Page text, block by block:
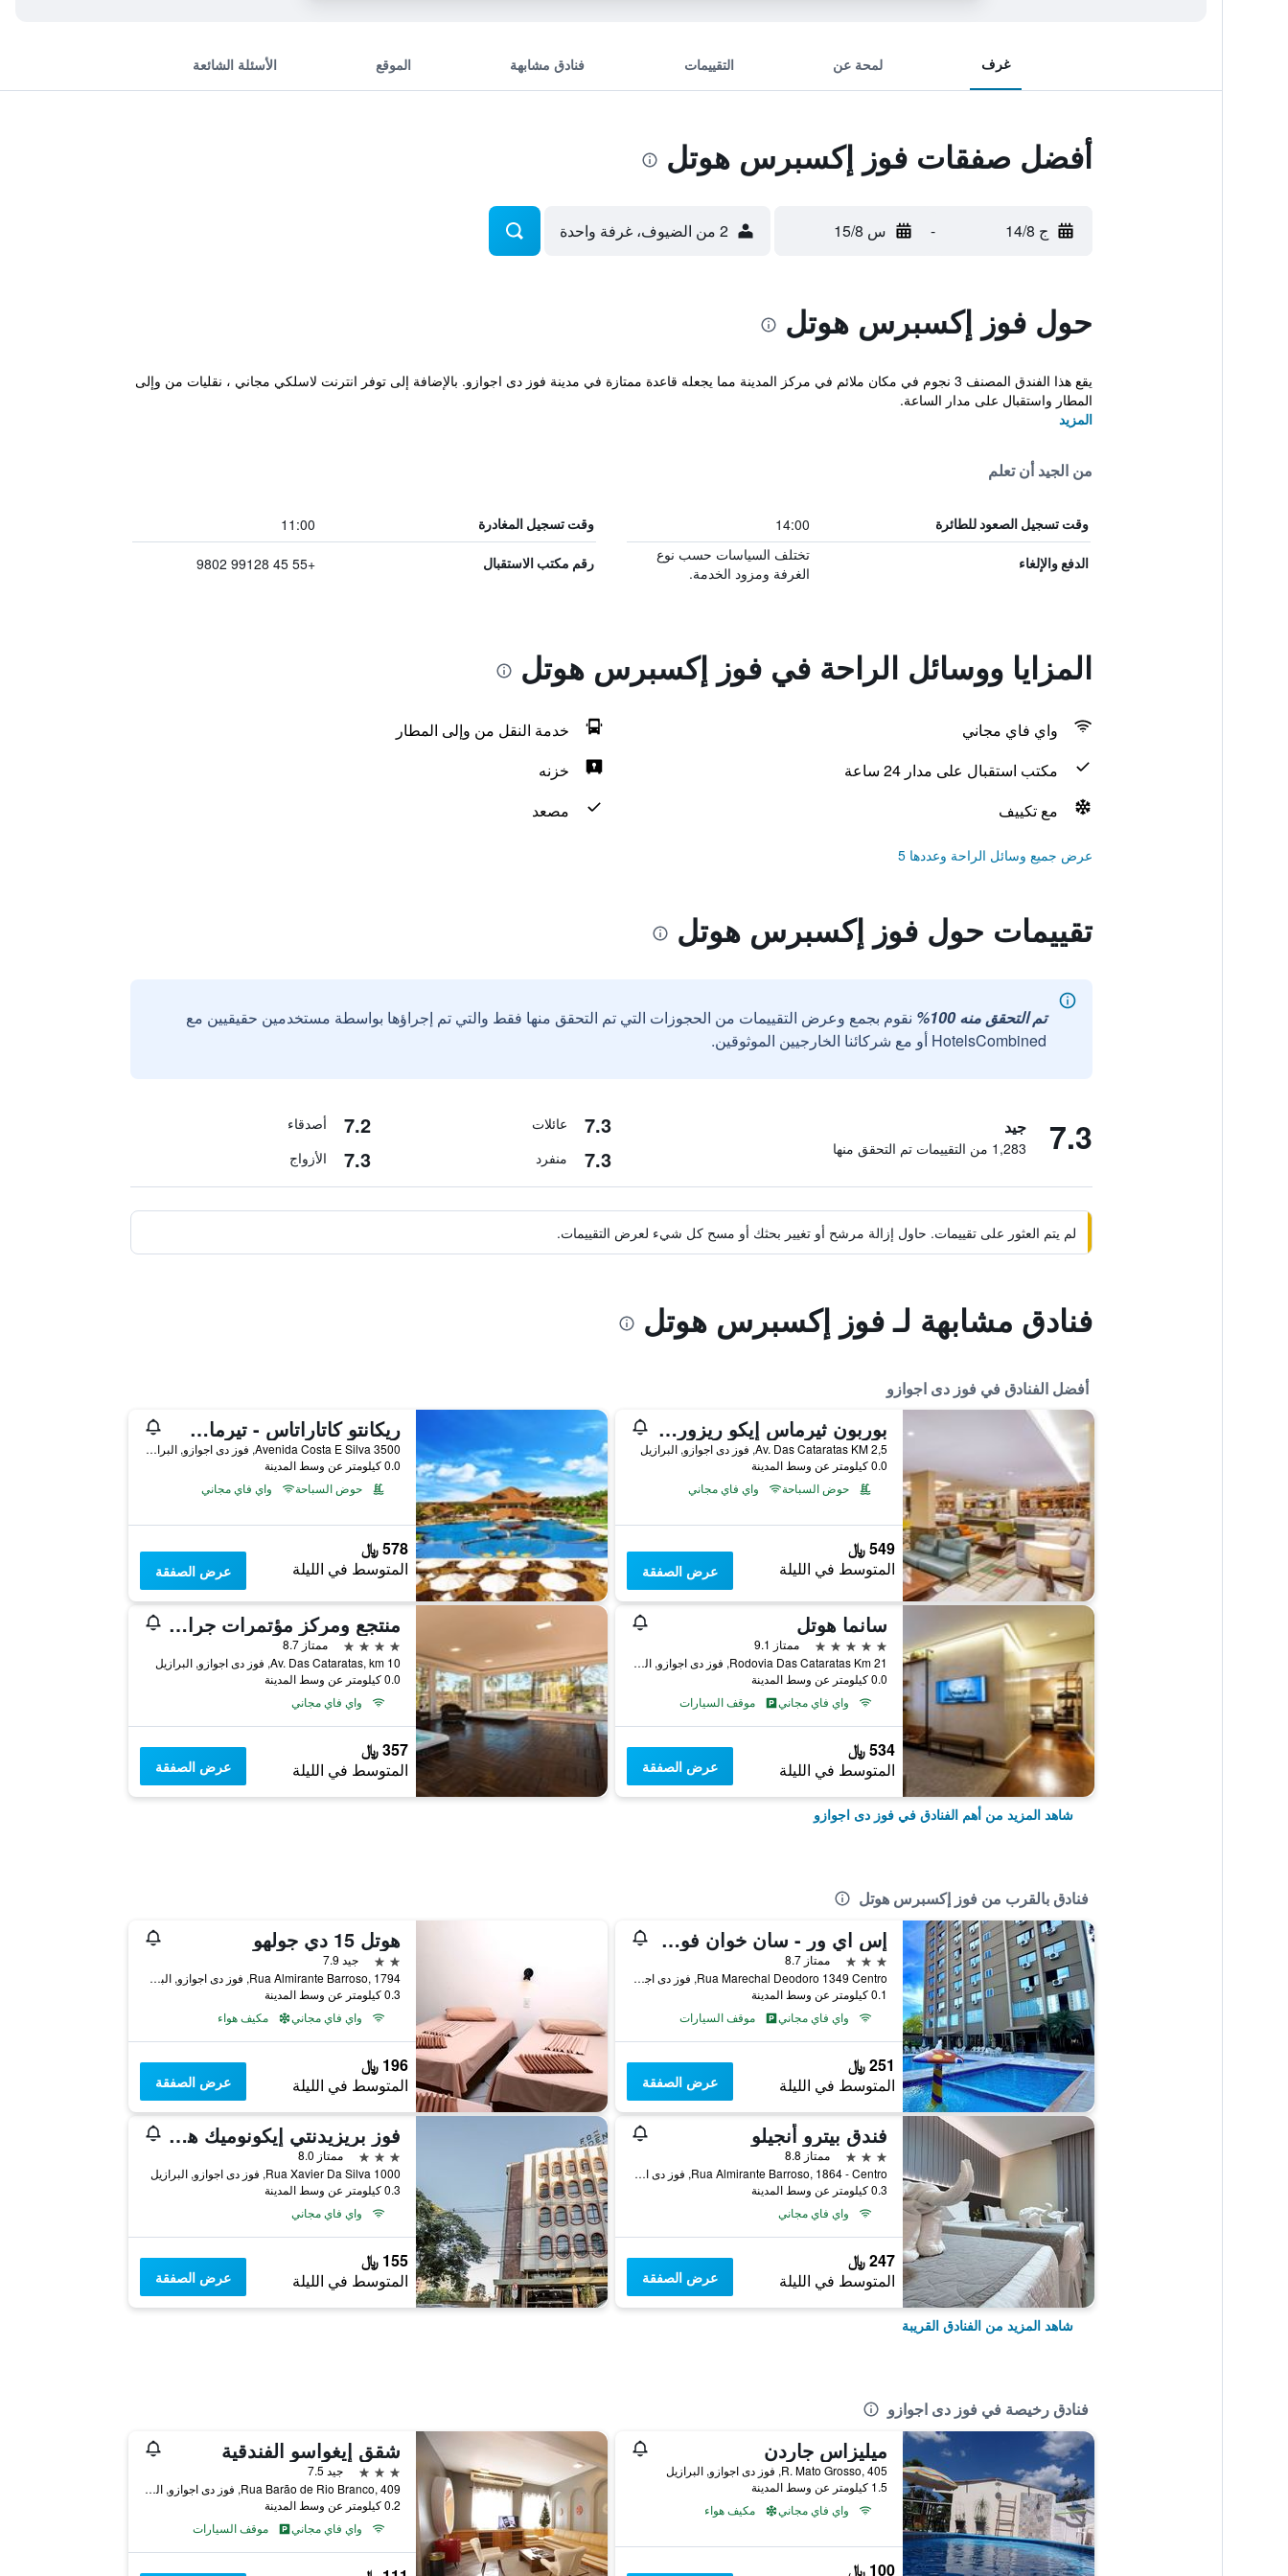
غرف لمحة عن التقييمات فنادق مشابهة الموقع الأسئلة الشائعة
أفضل صفقات فوز إكسبرس هوتل
ج 14/8 - س 15/8 2 من الضيوف، غرفة واحدة
حول فوز إكسبرس هوتل
يقع هذا الفندق المصنف 3 نجوم في مكان ملائم في مركز المدينة مما يجعله قاعدة ممتازة في مدينة فوز دى اجوازو. بالإضافة إلى توفر انترنت لاسلكي مجاني ، نقليات من وإلى
المطار واستقبال على مدار الساعة.
المزيد
من الجيد أن تعلم
وقت تسجيل الصعود للطائرة 14:00 وقت تسجيل المغادرة 11:00
الدفع والإلغاء
تختلف السياسات حسب نوع
الغرفة ومزود الخدمة.
رقم مكتب الاستقبال +55 45 99128 9802
المزايا ووسائل الراحة في فوز إكسبرس هوتل
واي فاي مجاني
خدمة النقل من وإلى المطار
مكتب استقبال على مدار 24 ساعة
خزنه
مع تكييف
مصعد
عرض جميع وسائل الراحة وعددها 5
تقييمات حول فوز إكسبرس هوتل
تم التحقق منه 100%
نقوم بجمع وعرض التقييمات من الحجوزات التي تم التحقق منها فقط والتي تم إجراؤها بواسطة مستخدمين حقيقيين مع
HotelsCombined أو مع شركائنا الخارجيين الموثوقين.
7.3 جيد
1,283 من التقييمات تم التحقق منها
7.3 عائلات 7.2 أصدقاء
7.3 منفرد 7.3 الأزواج
لم يتم العثور على تقييمات. حاول إزالة مرشح أو تغيير بحثك أو مسح كل شيء لعرض التقييمات.
فنادق مشابهة لـ فوز إكسبرس هوتل
أفضل الفنادق في فوز دى اجوازو
بوربون ثيرماس إيكو ريزورت كاتاراتاس دو إغواكو
Av. Das Cataratas KM 2,5, فوز دى اجوازو, البرازيل
0.0 كيلومتر عن وسط المدينة
حوض السباحة
واي فاي مجاني
549 ﷼
المتوسط في الليلة عرض الصفقة
ريكانتو كاتاراتاس - تيرماس، ريزورت إيه كونفينشين
Avenida Costa E Silva 3500, فوز دى اجوازو, البرازيل
0.0 كيلومتر عن وسط المدينة
حوض السباحة
واي فاي مجاني
578 ﷼
المتوسط في الليلة عرض الصفقة
سانما هوتل
5 نجوم
ممتاز 9.1
Rodovia Das Cataratas Km 21, فوز دى اجوازو, البرازيل
0.0 كيلومتر عن وسط المدينة
واي فاي مجاني
موقف السيارات
534 ﷼
المتوسط في الليلة عرض الصفقة
منتجع ومركز مؤتمرات جراند كاريما
4 نجوم
ممتاز 8.7
Av. Das Cataratas, km 10, فوز دى اجوازو, البرازيل
0.0 كيلومتر عن وسط المدينة
واي فاي مجاني
357 ﷼
المتوسط في الليلة عرض الصفقة
شاهد المزيد من أهم الفنادق في فوز دى اجوازو
فنادق بالقرب من فوز إكسبرس هوتل
إس اي ور - سان خوان فوز دو إغواكو
3 نجوم
ممتاز 8.7
Rua Marechal Deodoro 1349 Centro, فوز دى اجوازو, البرازيل
0.1 كيلومتر عن وسط المدينة
واي فاي مجاني
موقف السيارات
251 ﷼
المتوسط في الليلة عرض الصفقة
هوتل 15 دي جولهو
2 نجمتين
جيد 7.9
Rua Almirante Barroso, 1794, فوز دى اجوازو, البرازيل
0.3 كيلومتر عن وسط المدينة
واي فاي مجاني
مكيف هواء
196 ﷼
المتوسط في الليلة عرض الصفقة
فندق بيترو أنجيلو
3 نجوم
ممتاز 8.8
Rua Almirante Barroso, 1864 - Centro, فوز دى اجوازو, البرازيل
0.3 كيلومتر عن وسط المدينة
واي فاي مجاني
247 ﷼
المتوسط في الليلة عرض الصفقة
فوز بريزيدنتي إيكونوميك هوتل
3 نجوم
ممتاز 8.0
Rua Xavier Da Silva 1000, فوز دى اجوازو, البرازيل
0.3 كيلومتر عن وسط المدينة
واي فاي مجاني
155 ﷼
المتوسط في الليلة عرض الصفقة
شاهد المزيد من الفنادق القريبة
فنادق رخيصة في فوز دى اجوازو
ميليزاس جاردن
R. Mato Grosso, 405, فوز دى اجوازو, البرازيل
1.5 كيلومتر عن وسط المدينة
واي فاي مجاني
مكيف هواء
100 ﷼
شقق إيغواسو الفندقية
3 نجوم
جيد 7.5
Rua Barão de Rio Branco, 409, فوز دى اجوازو, البرازيل
0.2 كيلومتر عن وسط المدينة
واي فاي مجاني
موقف السيارات